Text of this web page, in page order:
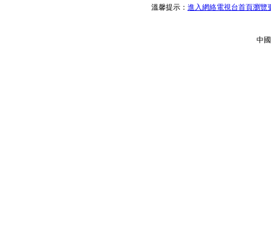
溫馨提示： 進入網絡電視台首頁瀏覽
中